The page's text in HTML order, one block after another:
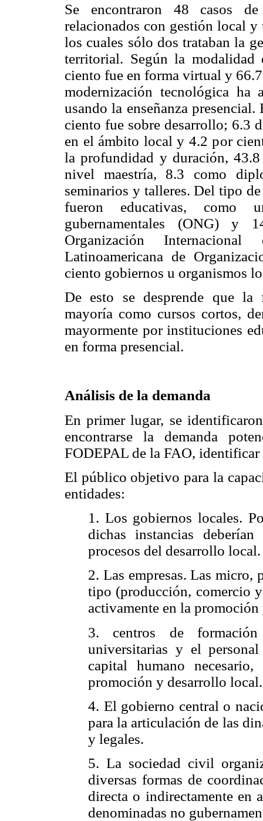
Se encontraron 48 casos
relacionados con gestión local
los cuales sólo dos trataban la
territorial. Según la
ciento fue en forma virtual y
modernización tecnológica ha
usando la enseñanza
ciento fue sobre desarrollo; 6.3
en el ámbito local y 4.2 por
la profundidad y duración,
nivel maestría, 8.3 como
seminarios y talleres. Del tipo
fueron educativas, como
gubernamentales (ONG) y
Organización
Latinoamericana de
ciento gobiernos u organismos
De esto se desprende que la
mayoría como cursos cortos,
mayormente por instituciones
en forma presencial.
Análisis de la demanda
En primer lugar, se
encontrarse la demanda
FODEPAL de la FAO, identificar
El público objetivo para la
entidades:
1. Los gobiernos locales.
dichas instancias
procesos del desarrollo local.
2. Las empresas. Las micro,
tipo (producción, comercio
activamente en la
3. centros de
universitarias y el
capital humano
promoción y desarrollo local.
4. El gobierno central o
para la articulación de las
y legales.
5. La sociedad civil
diversas formas de
directa o indirectamente en
denominadas no